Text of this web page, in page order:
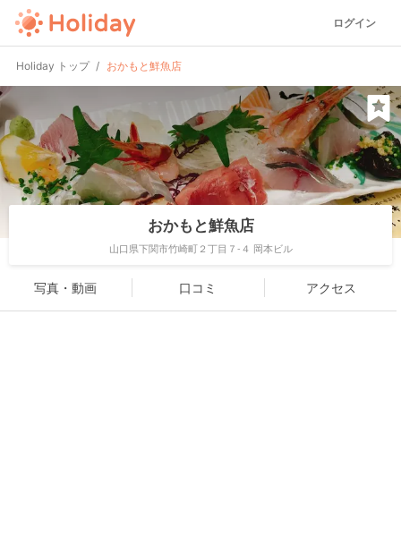
ログイン
Holiday トップ おかもと鮮魚店
おかもと鮮魚店
山口県下関市竹崎町２丁目７-４ 岡本ビル
写真・動画 口コミ アクセス